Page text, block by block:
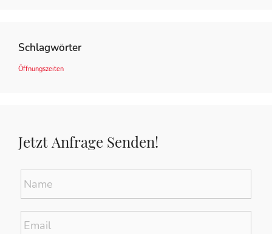
Schlagwörter
Öffnungszeiten
Jetzt Anfrage Senden!
Name *
Email *